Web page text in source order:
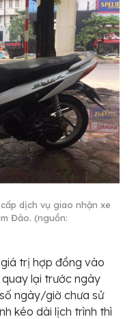
dịch vụ giao nhận xe
Đảo. (nguồn:
trị hợp đồng vào
lại trước ngày
ngày/giờ chưa sử
kéo dài lịch trình thì